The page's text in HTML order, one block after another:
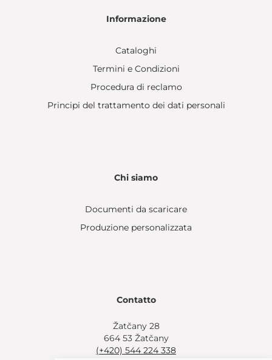
Informazione
Cataloghi
Termini e Condizioni
Procedura di reclamo
Principi del trattamento dei dati personali
Chi siamo
Documenti da scaricare
Produzione personalizzata
Contatto
Žatčany 28
664 53 Žatčany
(+420) 544 224 338